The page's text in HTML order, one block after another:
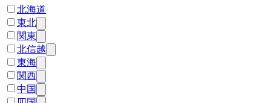
北海道
東北
関東
北信越
東海
関西
中国